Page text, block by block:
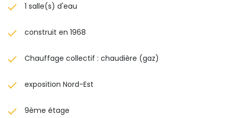
1 salle(s) d'eau
construit en 1968
Chauffage collectif : chaudière (gaz)
exposition Nord-Est
9ème étage